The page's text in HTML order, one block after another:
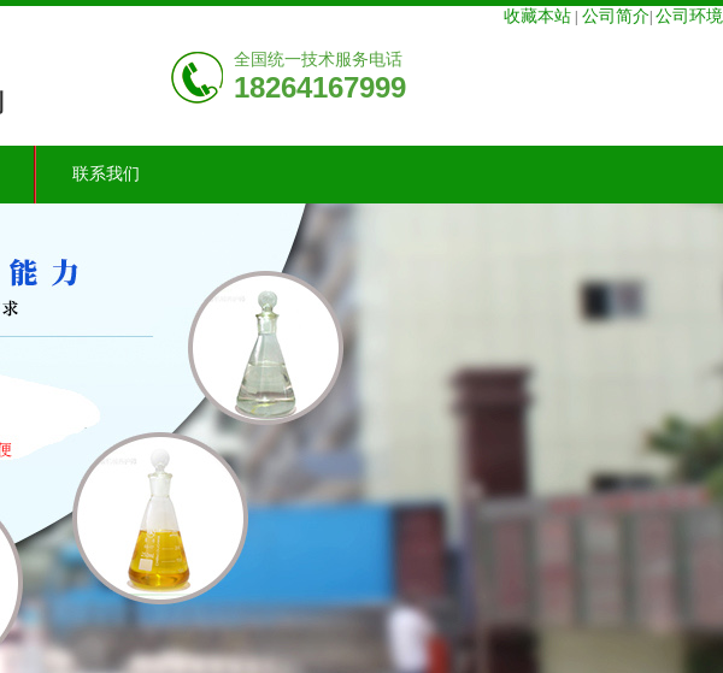
收藏本站 公司简介 公司环境
全国统一技术服务电话
18264167999
联系我们